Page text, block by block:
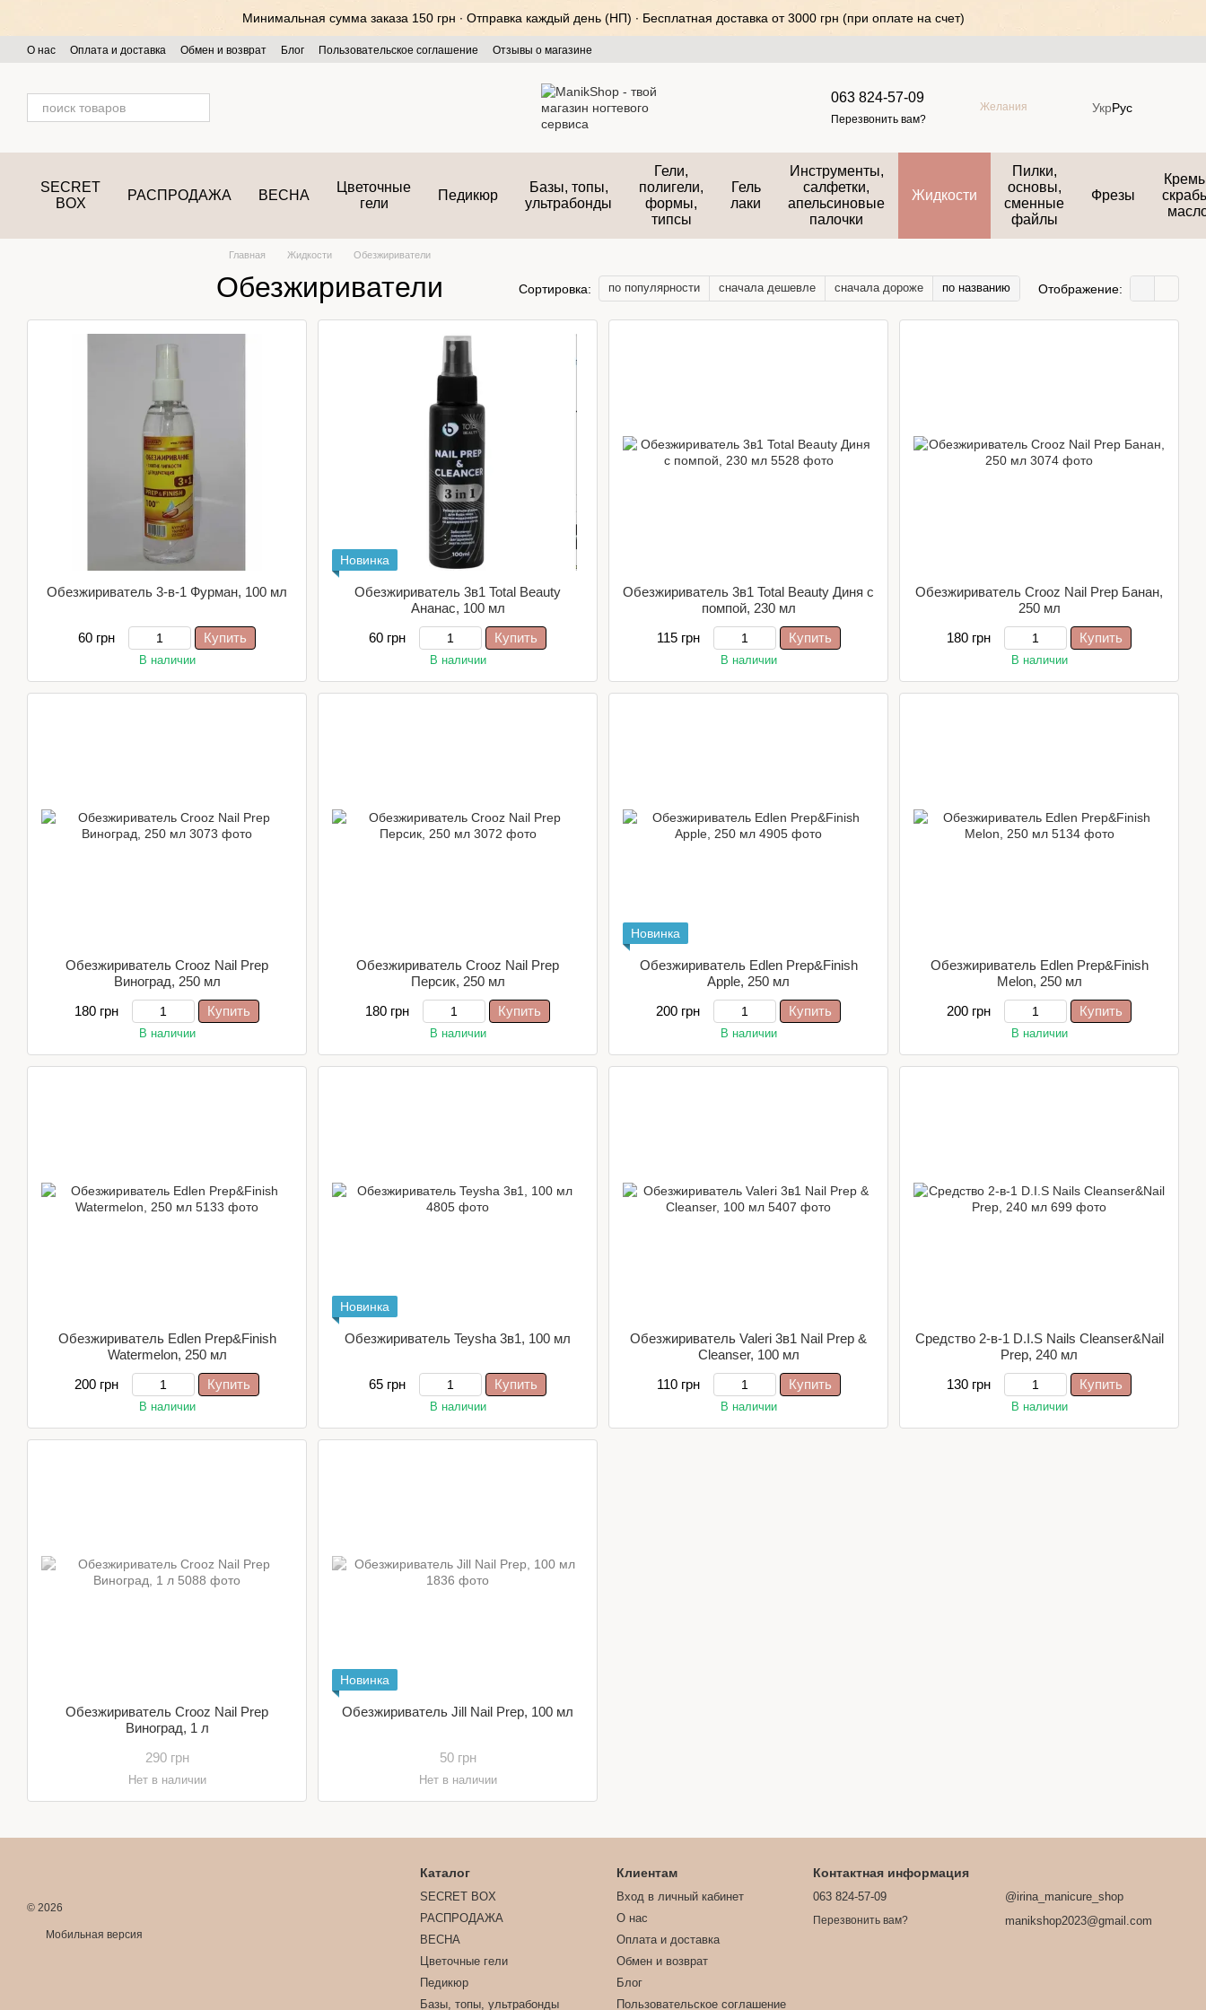
Минимальная сумма заказа 150 грн ∙ Отправка каждый день (НП) ∙ Бесплатная доставка от 3000 грн (при оплате на счет)
О нас Оплата и доставка Обмен и возврат Блог Пользовательское соглашение Отзывы о магазине
063 824-57-09
Перезвонить вам?
Желания УкрРус
SECRET
BOX
РАСПРОДАЖА ВЕСНА
Цветочные
гели
Педикюр
Базы, топы,
ультрабонды
Гели,
полигели,
формы,
типсы
Гель
лаки
Инструменты,
салфетки,
апельсиновые
палочки
Жидкости
Пилки,
основы,
сменные
файлы
Фрезы
Главная Жидкости Обезжириватели
Обезжириватели Сортировка: по популярности сначала дешевле сначала дороже по названию Отображение:
Обезжириватель 3-в-1 Фурман, 100 мл
60 грн Купить
В наличии
Новинка
Обезжириватель 3в1 Total Beauty
Ананас, 100 мл
60 грн
Купить
В наличии
Обезжириватель 3в1 Total Beauty Диня с
помпой, 230 мл
115 грн
Купить
В наличии
Обезжириватель Crooz Nail Prep Банан,
250 мл
180 грн
Купить
В наличии
Обезжириватель Crooz Nail Prep
Виноград, 250 мл
180 грн
Купить
В наличии
Обезжириватель Crooz Nail Prep
Персик, 250 мл
180 грн
Купить
В наличии
Новинка
Обезжириватель Edlen Prep&Finish
Apple, 250 мл
200 грн
Купить
В наличии
Обезжириватель Edlen Prep&Finish
Melon, 250 мл
200 грн
Купить
В наличии
Обезжириватель Edlen Prep&Finish
Watermelon, 250 мл
200 грн
Купить
В наличии
Новинка
Обезжириватель Teysha 3в1, 100 мл
65 грн Купить
В наличии
Обезжириватель Valeri 3в1 Nail Prep &
Cleanser, 100 мл
110 грн
Купить
В наличии
Средство 2-в-1 D.I.S Nails Cleanser&Nail
Prep, 240 мл
130 грн
Купить
В наличии
Обезжириватель Crooz Nail Prep
Виноград, 1 л
290 грн
Нет в наличии
Новинка
Обезжириватель Jill Nail Prep, 100 мл
50 грн
Нет в наличии
© 2026
Мобильная версия
Каталог
SECRET BOX
РАСПРОДАЖА
ВЕСНА
Цветочные гели
Педикюр
Базы, топы, ультрабонды
Клиентам
Вход в личный кабинет
О нас
Оплата и доставка
Обмен и возврат
Блог
Пользовательское соглашение
Контактная информация
063 824-57-09
Перезвонить вам?
@irina_manicure_shop
manikshop2023@gmail.com